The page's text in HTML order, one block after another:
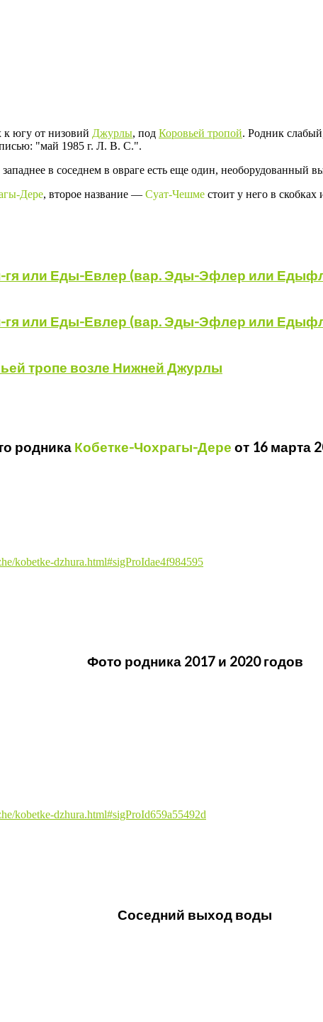
югу от низовий Джурлы, под Коровьей тропой. Родник
"май 1985 г. Л. В. С.".
в соседнем в овраге есть еще один, необорудованный
Дере, второе название — Суат-Чешме стоит у него в
гя или Еды-Евлер (вар. Эды-Эфлер или
гя или Еды-Евлер (вар. Эды-Эфлер или
тропе возле Нижней Джурлы
родника Кобетке-Чохрагы-Дере от 16 марта
kobetke-dzhura.html#sigProIdae4f984595
Фото родника 2017 и 2020 годов
kobetke-dzhura.html#sigProId659a55492d
Соседний выход воды